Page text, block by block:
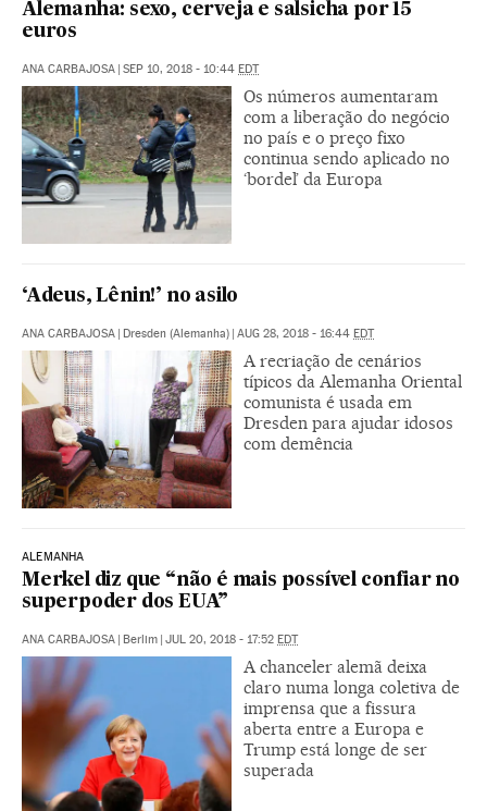
Alemanha: sexo, cerveja e salsicha por 15
euros
ANA CARBAJOSA SEP 10, 2018 - 10:44 EDT
Os números aumentaram
com a liberação do negócio
no país e o preço fixo
continua sendo aplicado no
‘bordel’ da Europa
‘Adeus, Lênin!’ no asilo
ANA CARBAJOSA Dresden (Alemanha) AUG 28, 2018 - 16:44 EDT
A recriação de cenários
típicos da Alemanha Oriental
comunista é usada em
Dresden para ajudar idosos
com demência
ALEMANHA
Merkel diz que “não é mais possível confiar no
superpoder dos EUA”
ANA CARBAJOSA Berlim JUL 20, 2018 - 17:52 EDT
A chanceler alemã deixa
claro numa longa coletiva de
imprensa que a fissura
aberta entre a Europa e
Trump está longe de ser
superada